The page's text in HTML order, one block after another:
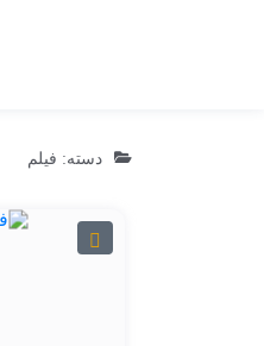
دسته: فیلم